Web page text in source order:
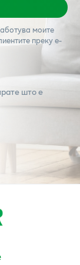
моите
преку е-
што е